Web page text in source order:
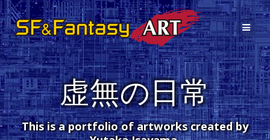
コ
ン
テ
ン
ツ
へ
ス
キ
ッ
プ
虚無の日常
This is a portfolio of artworks created by